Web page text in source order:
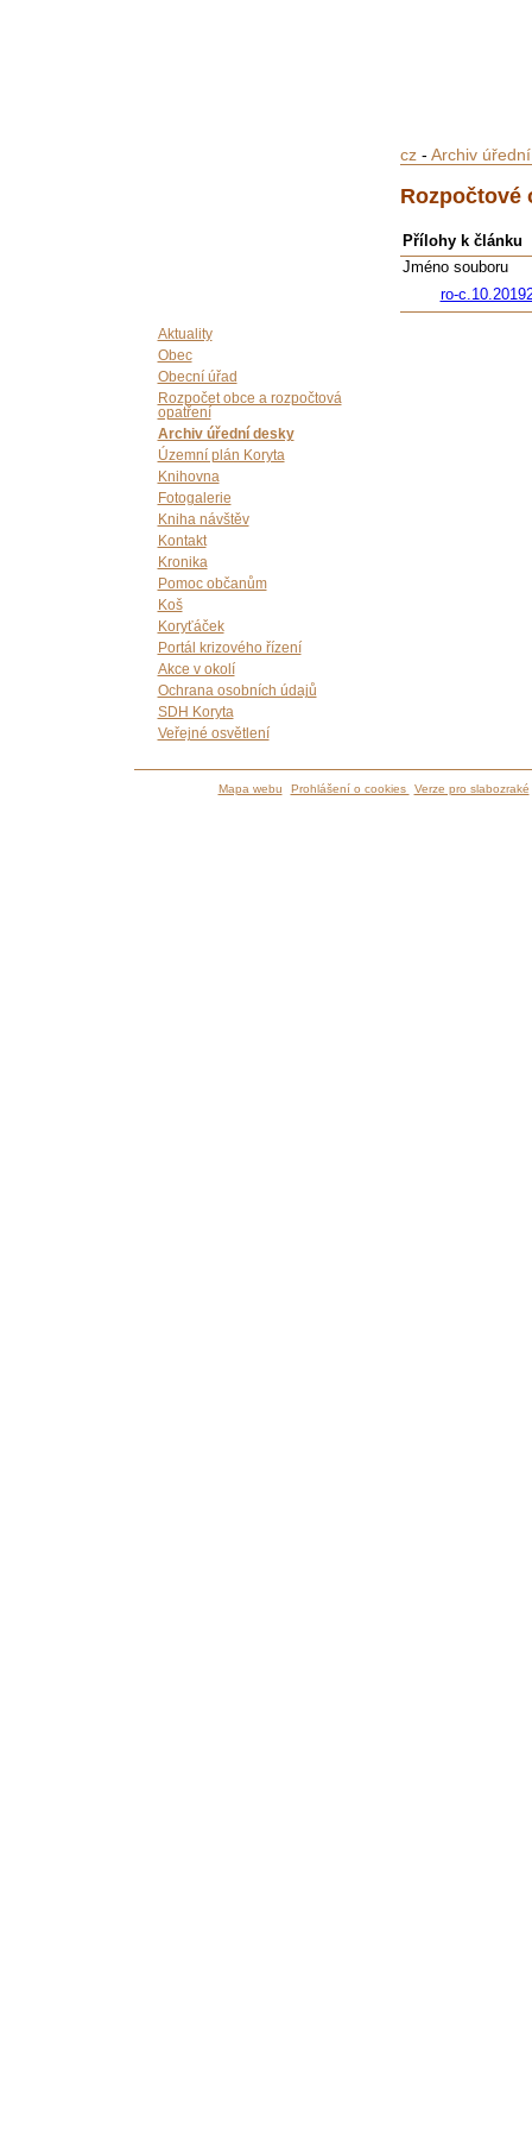
Aktuality
Obec
Obecní úřad
Rozpočet obce a rozpočtová
opatření
Archiv úřední desky
Územní plán Koryta
Knihovna
Fotogalerie
Kniha návštěv
Kontakt
Kronika
Pomoc občanům
Koš
Koryťáček
Portál krizového řízení
Akce v okolí
Ochrana osobních údajů
SDH Koryta
Veřejné osvětlení
cz- Archiv
Rozpočtové
Přílohy k článku
Jméno souboru
ro-
Mapa webu Prohlášení o cookies Verze pro slabozraké